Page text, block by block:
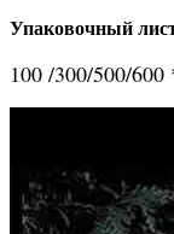
Упаковочный
100 /300/500/